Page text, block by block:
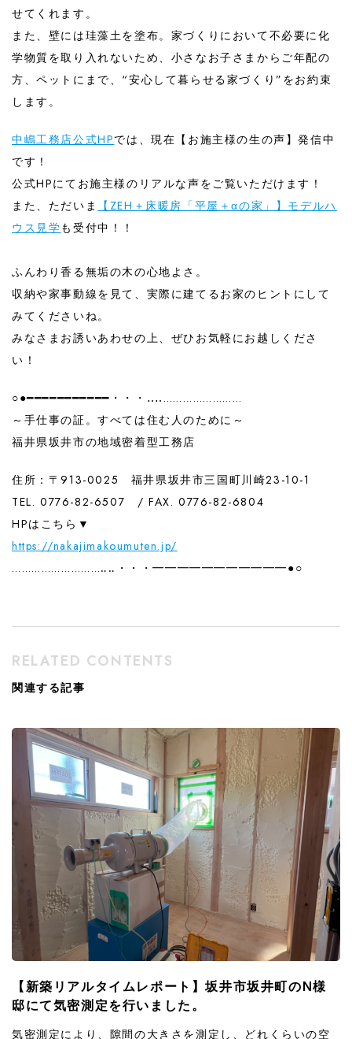
せてくれます。
また、壁には珪藻土を塗布。家づくりにおいて不必要に化
学物質を取り入れないため、小さなお子さまからご年配の
方、ペットにまで、“安心して暮らせる家づくり”をお約束
します。
中嶋工務店公式HPでは、現在【お施主様の生の声】発信中
です！
公式HPにてお施主様のリアルな声をご覧いただけます！
また、ただいま 【ZEH＋床暖房「平屋＋αの家」】モデルハ
ウス見学も受付中！！
ふんわり香る無垢の木の心地よさ。
収納や家事動線を見て、実際に建てるお家のヒントにして
みてくださいね。
みなさまお誘いあわせの上、ぜひお気軽にお越しくださ
い！
○●━━━━━━━━━━━・・・‥‥……………………
～手仕事の証。すべては住む人のために～
福井県坂井市の地域密着型工務店
住所：〒913-0025 福井県坂井市三国町川崎23-10-1
TEL. 0776-82-6507 / FAX. 0776-82-6804
HPはこちら▼
https://nakajimakoumuten.jp/
………………………‥‥・・・━━━━━━━━━━━●○
RELATED CONTENTS
関連する記事
【新築リアルタイムレポート】坂井市坂井町のN様
邸にて気密測定を行いました。
気密測定により、隙間の大きさを測定し、どれくらいの空